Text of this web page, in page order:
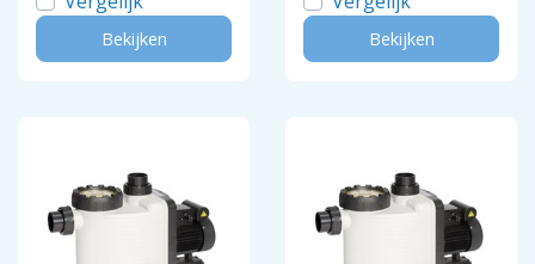
Bekijken Bekijken